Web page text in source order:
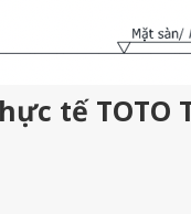
tế TOTO